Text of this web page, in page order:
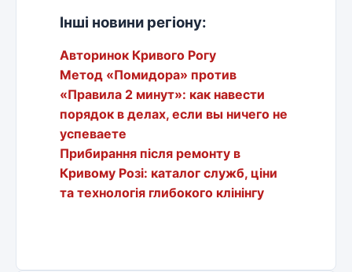
Інші новини регіону:
Авторинок Кривого Рогу
Метод «Помидора» против
«Правила 2 минут»: как навести
порядок в делах, если вы ничего не
успеваете
Прибирання після ремонту в
Кривому Розі: каталог служб, ціни
та технологія глибокого клінінгу